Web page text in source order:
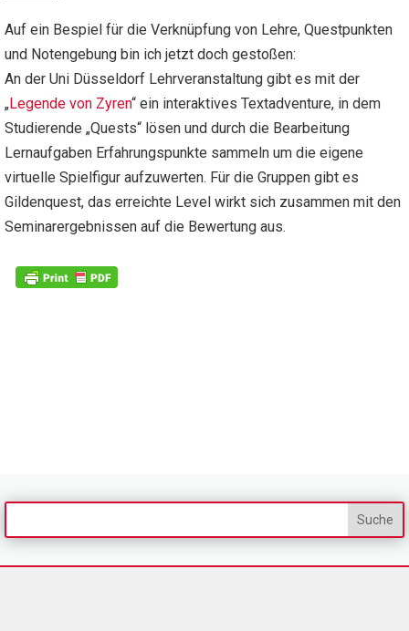
Auf ein Bespiel für die Verknüpfung von Lehre, Questpunkten
und Notengebung bin ich jetzt doch gestoßen:
An der Uni Düsseldorf Lehrveranstaltung gibt es mit der
„Legende von Zyren“ ein interaktives Textadventure, in dem
Studierende „Quests“ lösen und durch die Bearbeitung
Lernaufgaben Erfahrungspunkte sammeln um die eigene
virtuelle Spielfigur aufzuwerten. Für die Gruppen gibt es
Gildenquest, das erreichte Level wirkt sich zusammen mit den
Seminarergebnissen auf die Bewertung aus.